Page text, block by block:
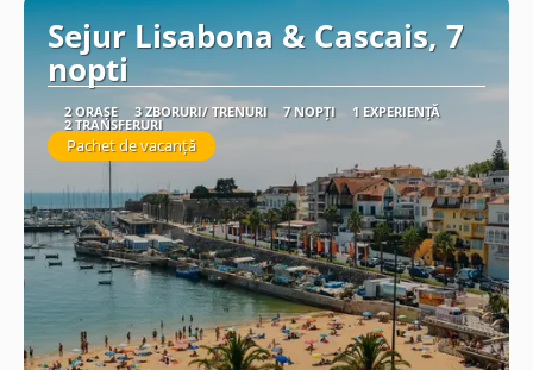
Sejur Lisabona & Cascais, 7
nopti
2 ORAȘE 3 ZBORURI/ TRENURI 7 NOPȚI 1 EXPERIENȚĂ
2 TRANSFERURI
Pachet de vacanță